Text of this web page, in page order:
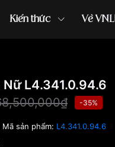
Kiến thức Về
L4.341.0.94.6
-35%
Mã sản phẩm: L4.341.0.94.6